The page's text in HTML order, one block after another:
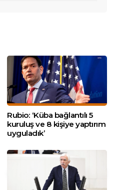
Rubio: ‘Küba bağlantılı 5
kuruluş ve 8 kişiye yaptırım
uyguladık’